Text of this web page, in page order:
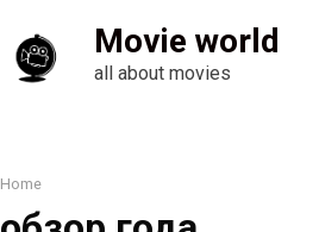
Movie world
all about movies
Home